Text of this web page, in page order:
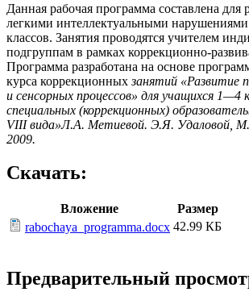
Данная рабочая программа составлена для
легкими интеллектуальными
классов. Занятия проводятся учителем
подгруппам в рамках коррекционно-
Программа разработана на основе
курса коррекционныхзанятий «Развитие
и сенсорных процессов» для учащихся 1—4
специальных (коррекционных)
VIII вида»Л.А. Метиевой. Э.Я. Удаловой,
2009.
Скачать:
Вложение
Размер
rabochaya_programma.docx 42.99 КБ
Предварительный